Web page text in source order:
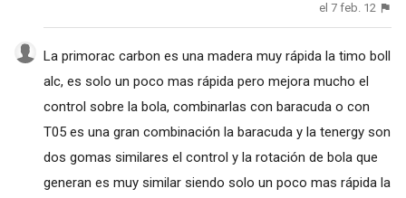
el 7 feb. 12
La primorac carbon es una madera muy rápida la timo boll
alc, es solo un poco mas rápida pero mejora mucho el
control sobre la bola, combinarlas con baracuda o con
T05 es una gran combinación la baracuda y la tenergy son
dos gomas similares el control y la rotación de bola que
generan es muy similar siendo solo un poco mas rápida la